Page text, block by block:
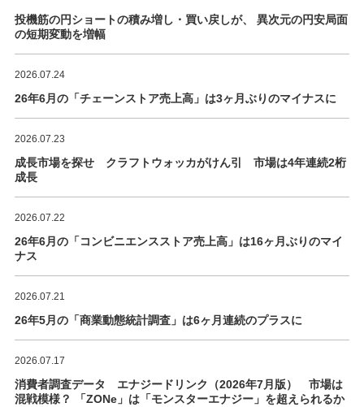
投機筋の円ショートの積み増し・買い戻しが、 異次元の円安局面
の短期変動を増幅
2026.07.24
26年6月の「チェーンストア売上高」は3ヶ月ぶりのマイナスに
2026.07.23
成長市場を探せ クラフトウォッカがけん引 市場は4年連続2桁
成長
2026.07.22
26年6月の「コンビニエンスストア売上高」は16ヶ月ぶりのマイ
ナス
2026.07.21
26年5月の「商業動態統計調査」は6ヶ月連続のプラスに
2026.07.17
消費者調査データ エナジードリンク（2026年7月版） 市場は
混戦模様？ 「ZONe」は「モンスターエナジー」を超えられるか